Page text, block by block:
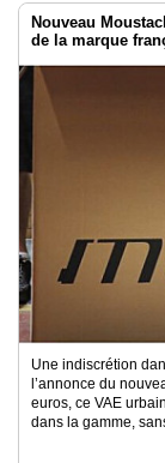
Gazette
Vidéos
Blogs
Prémium
Inscription
annuaire
pro
Accès
éditeur
Nouveau
de la marque
Une indiscrétion
l’annonce du
euros, ce VAE
dans la gamme,